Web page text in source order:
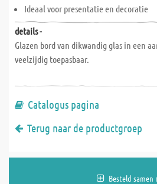
Ideaal voor presentatie en decoratie
details -
Glazen bord van dikwandig glas in een
veelzijdig toepasbaar.
Catalogus pagina
Terug naar de productgroep
Besteld samen